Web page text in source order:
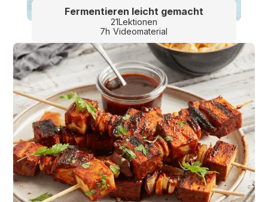
Fermentieren leicht gemacht
21Lektionen
7h Videomaterial